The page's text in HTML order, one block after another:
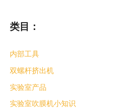
类目：
内部工具
双螺杆挤出机
实验室产品
实验室吹膜机小知识